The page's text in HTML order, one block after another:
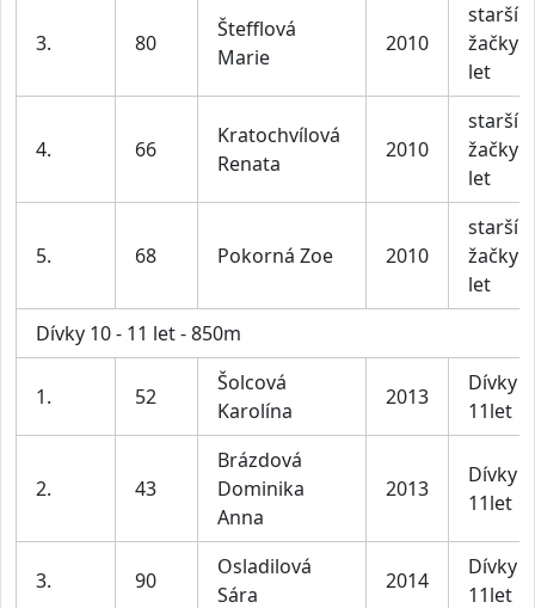
3. 80
Štefflová
Marie
2010
starší
žačky
let
4. 66
Kratochvílová
Renata
2010
starší
žačky
let
5. 68 Pokorná Zoe 2010
starší
žačky
let
Dívky 10 - 11 let - 850m
1. 52
Šolcová
Karolína
2013
Dívky
11let
2. 43
Brázdová
Dominika
Anna
2013
Dívky
11let
3. 90
Osladilová
Sára
2014
Dívky
11let